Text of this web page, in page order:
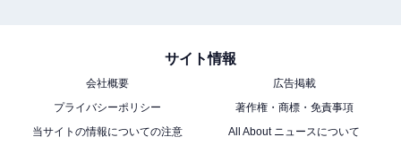
サイト情報
会社概要
広告掲載
プライバシーポリシー
著作権・商標・免責事項
当サイトの情報についての注意
All About ニュースについて